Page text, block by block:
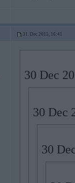
31. Dec 2015, 16:41
30 Dec
30 Dec
30